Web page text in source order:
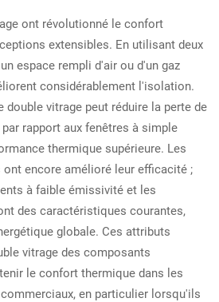
ont révolutionné le confort
extensibles. En utilisant deux
espace rempli d'air ou d'un gaz
considérablement l'isolation.
double vitrage peut réduire la perte de
rapport aux fenêtres à simple
thermique supérieure. Les
encore amélioré leur efficacité ;
à faible émissivité et les
des caractéristiques courantes,
globale. Ces attributs
vitrage des composants
le confort thermique dans les
en particulier lorsqu'ils